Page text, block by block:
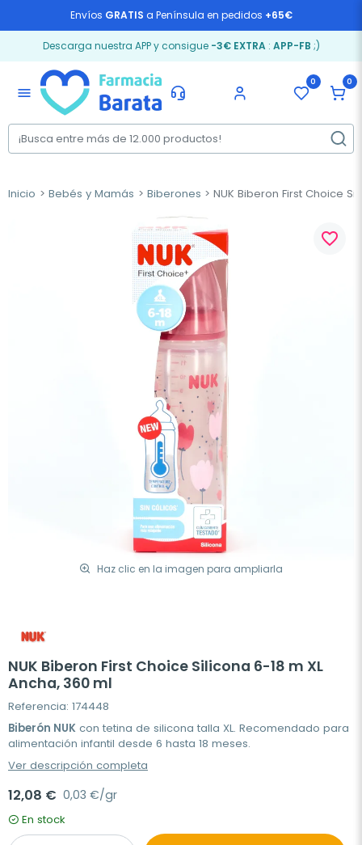
Envíos GRATIS a Península en pedidos +65€
Descarga nuestra APP y consigue -3€ EXTRA: APP-FB ;)
menu
0 0
Inicio Bebés y Mamás Biberones NUK Biberon First Choice
Haz clic en la imagen para ampliarla
favorite_border
NUK Biberon First Choice Silicona 6-18 m XL
Ancha, 360 ml
Referencia: 174448
Biberón NUK con tetina de silicona talla XL. Recomendado para
alimentación infantil desde 6 hasta 18 meses.
Ver descripción completa
12,08 € 0,03 €/gr
En stock